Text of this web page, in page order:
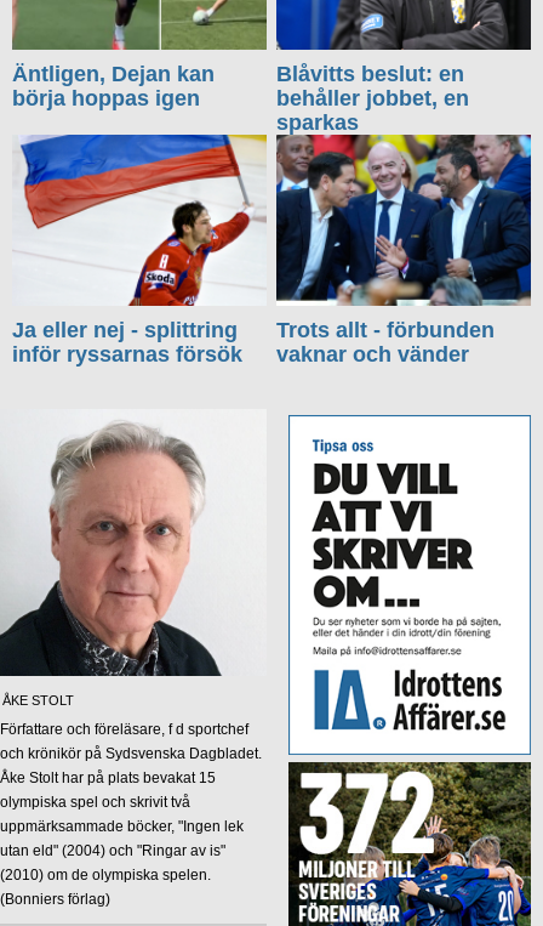
Äntligen, Dejan kan
börja hoppas igen
Blåvitts beslut: en
behåller jobbet, en
sparkas
Ja eller nej - splittring
inför ryssarnas försök
Trots allt - förbunden
vaknar och vänder
ÅKE STOLT
Författare och föreläsare, f d sportchef
och krönikör på Sydsvenska Dagbladet.
Åke Stolt har på plats bevakat 15
olympiska spel och skrivit två
uppmärksammade böcker, "Ingen lek
utan eld" (2004) och "Ringar av is"
(2010) om de olympiska spelen.
(Bonniers förlag)